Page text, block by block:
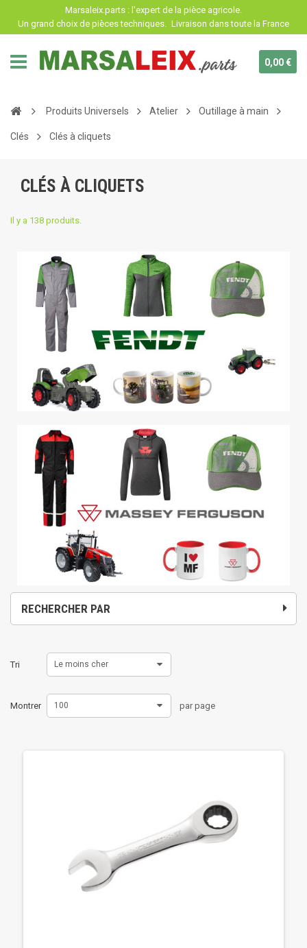
Marsaleix.parts : l'expert de la pièce agricole.
Un grand choix de pièces techniques. Livraison dans toute la France
0,00 €
Produits Universels Atelier Outillage à main
Clés Clés à cliquets
CLÉS À CLIQUETS
Il y a 138 produits.
RECHERCHER PAR
Tri Le moins cher
Montrer 100 par page
Panneau de gestion des cookies